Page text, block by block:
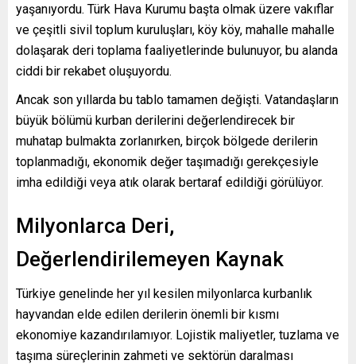
yaşanıyordu. Türk Hava Kurumu başta olmak üzere vakıflar
ve çeşitli sivil toplum kuruluşları, köy köy, mahalle mahalle
dolaşarak deri toplama faaliyetlerinde bulunuyor, bu alanda
ciddi bir rekabet oluşuyordu.
Ancak son yıllarda bu tablo tamamen değişti. Vatandaşların
büyük bölümü kurban derilerini değerlendirecek bir
muhatap bulmakta zorlanırken, birçok bölgede derilerin
toplanmadığı, ekonomik değer taşımadığı gerekçesiyle
imha edildiği veya atık olarak bertaraf edildiği görülüyor.
Milyonlarca Deri,
Değerlendirilemeyen Kaynak
Türkiye genelinde her yıl kesilen milyonlarca kurbanlık
hayvandan elde edilen derilerin önemli bir kısmı
ekonomiye kazandırılamıyor. Lojistik maliyetler, tuzlama ve
taşıma süreçlerinin zahmeti ve sektörün daralması